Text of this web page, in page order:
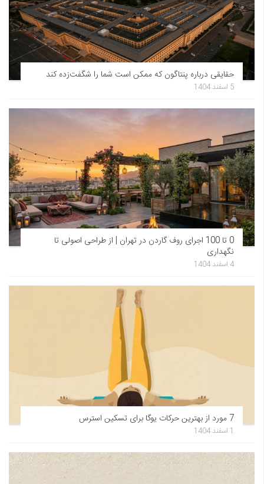
حقایقی درباره پنتاگون که ممکن است شما را شگفت‌زده کند
5 اسفند 1404
0 تا 100 اجرای روف گاردن در تهران | از طراحی اصولی تا
نگهداری
4 اسفند 1404
7 مورد از بهترین حرکات یوگا برای تسکین استرس
1 اسفند 1404